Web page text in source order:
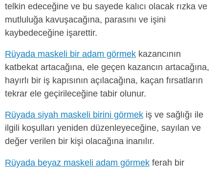
telkin edeceğine ve bu sayede kalıcı olacak rızka ve
mutluluğa kavuşacağına, parasını ve işini
kaybedeceğine işarettir.
Rüyada maskeli bir adam görmek kazancının
katbekat artacağına, ele geçen kazancın artacağına,
hayırlı bir iş kapısının açılacağına, kaçan fırsatların
tekrar ele geçirileceğine tabir olunur.
Rüyada siyah maskeli birini görmek iş ve sağlığı ile
ilgili koşulları yeniden düzenleyeceğine, sayılan ve
değer verilen bir kişi olacağına inanılır.
Rüyada beyaz maskeli adam görmek ferah bir